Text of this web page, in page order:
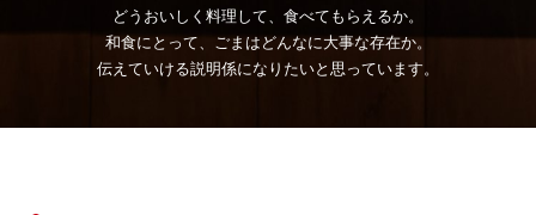
どうおいしく料理して、食べてもらえるか。
和食にとって、ごまはどんなに大事な存在か。
伝えていける説明係になりたいと思っています。